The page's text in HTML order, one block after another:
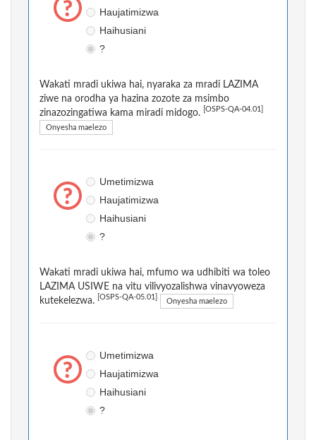
Haujatimizwa
Haihusiani
?
Wakati mradi ukiwa hai, nyaraka za mradi LAZIMA
ziwe na orodha ya hazina zozote za msimbo
zinazozingatiwa kama miradi midogo.
[OSPS-QA-04.01]
Onyesha maelezo
Umetimizwa
Haujatimizwa
Haihusiani
?
Wakati mradi ukiwa hai, mfumo wa udhibiti wa toleo
LAZIMA USIWE na vitu vilivyozalishwa vinavyoweza
kutekelezwa.
[OSPS-QA-05.01] Onyesha maelezo
Umetimizwa
Haujatimizwa
Haihusiani
?